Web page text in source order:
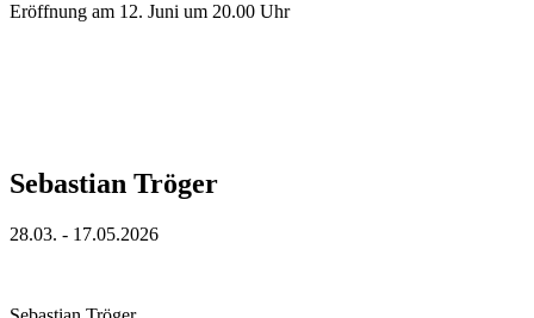
Eröffnung am 12. Juni um 20.00 Uhr
Sebastian Tröger
28.03. - 17.05.2026